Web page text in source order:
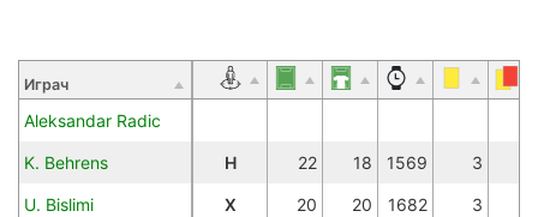
Играч
Aleksandar Radic
K. Behrens Н 22 18 1569 3
U. Bislimi Х 20 20 1682 3